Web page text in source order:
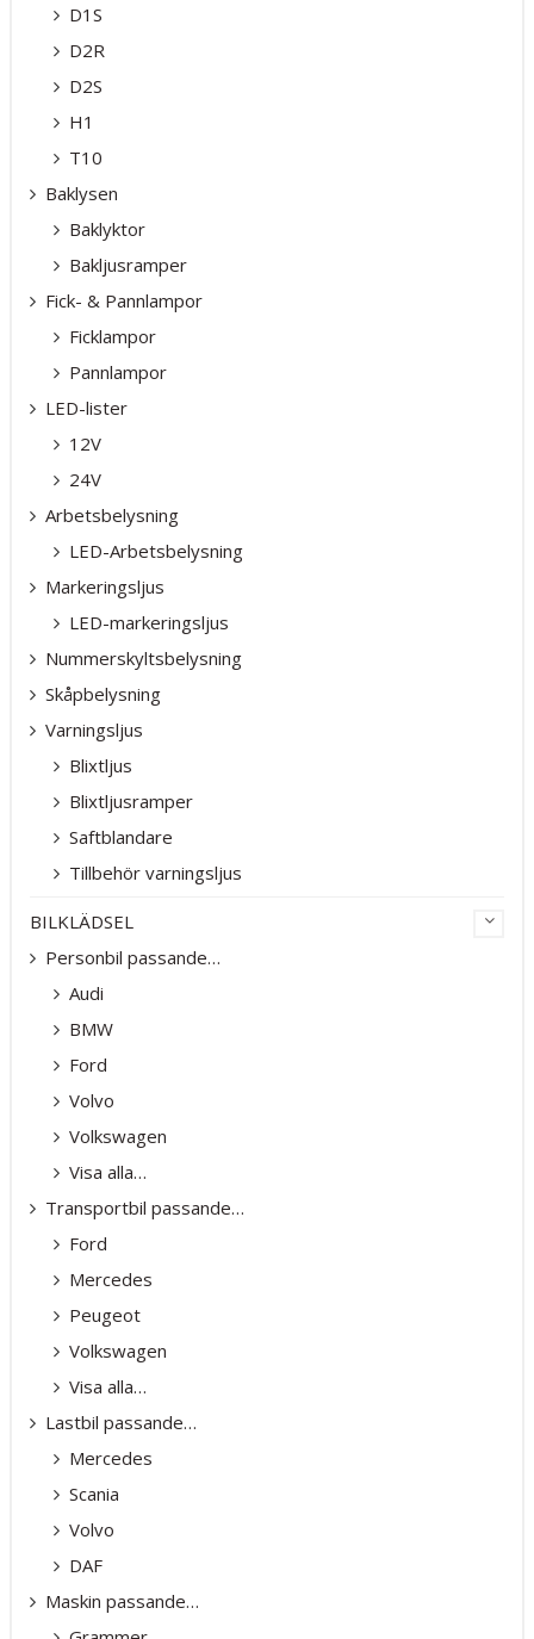
D1S
D2R
D2S
H1
T10
Baklysen
Baklyktor
Bakljusramper
Fick- & Pannlampor
Ficklampor
Pannlampor
LED-lister
12V
24V
Arbetsbelysning
LED-Arbetsbelysning
Markeringsljus
LED-markeringsljus
Nummerskyltsbelysning
Skåpbelysning
Varningsljus
Blixtljus
Blixtljusramper
Saftblandare
Tillbehör varningsljus
BILKLÄDSEL
Personbil passande…
Audi
BMW
Ford
Volvo
Volkswagen
Visa alla…
Transportbil passande…
Ford
Mercedes
Peugeot
Volkswagen
Visa alla…
Lastbil passande…
Mercedes
Scania
Volvo
DAF
Maskin passande…